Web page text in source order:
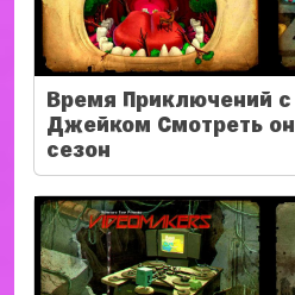
Время Приключений
Джейком Смотреть
сезон